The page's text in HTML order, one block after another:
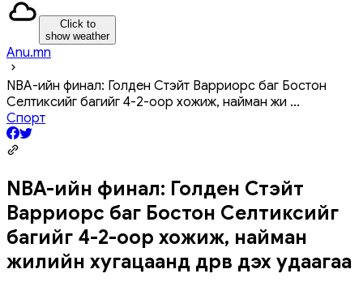
Click to
show weather
Anu.mn
NBA-ийн финал: Голден Стэйт Варриорс баг Бостон
Селтиксийг багийг 4-2-оор хожиж, найман жи ...
Спорт
NBA-ийн финал: Голден Стэйт
Варриорс баг Бостон Селтиксийг
багийг 4-2-оор хожиж, найман
жилийн хугацаанд дөрөв дэх удаагаа